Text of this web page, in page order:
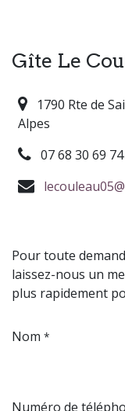
Gîte Le
1790 Rte de
Alpes
07 68 30 69 74
Pour toute
laissez-nous un
plus rapidement
Nom *
Numéro de